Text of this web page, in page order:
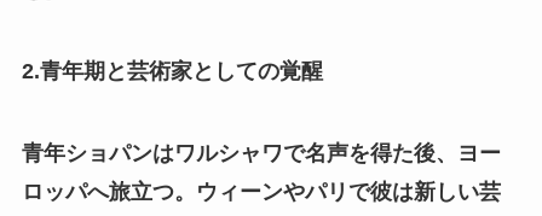
2.青年期と芸術家としての覚醒
青年ショパンはワルシャワで名声を得た後、ヨー
ロッパへ旅立つ。ウィーンやパリで彼は新しい芸